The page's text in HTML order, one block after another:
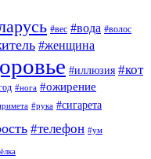
#вес #вода #волос
#женщина
#иллюзия #кот
#нога #ожирение
#рука #сигарета
#телефон #ум